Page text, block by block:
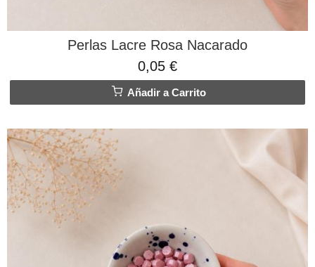
Perlas Lacre Rosa Nacarado
0,05 €
Añadir a Carrito